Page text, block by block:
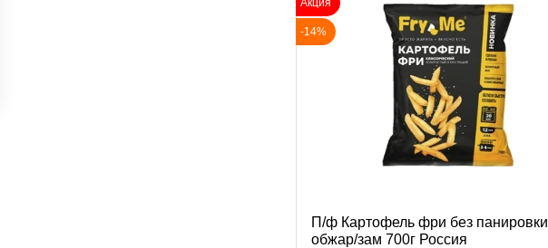
Акция
-14%
П/ф Картофель фри без панировки
обжар/зам 700г Россия